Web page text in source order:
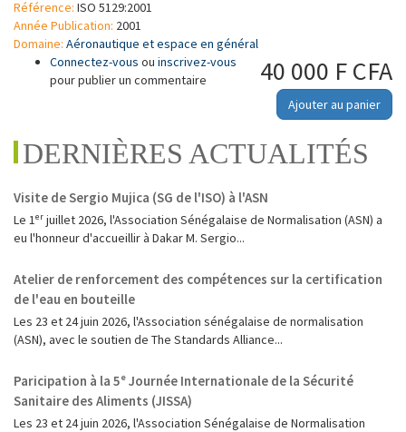
Référence: ISO 5129:2001
Année Publication: 2001
Domaine: Aéronautique et espace en général
40 000 F CFA
Ajouter au panier
Connectez-vous ou inscrivez-vous
pour publier un commentaire
DERNIÈRES ACTUALITÉS
Visite de Sergio Mujica (SG de l'ISO) à l'ASN
Le 1ᵉʳ juillet 2026, l'Association Sénégalaise de Normalisation (ASN) a
eu l'honneur d'accueillir à Dakar M. Sergio...
Atelier de renforcement des compétences sur la certification
de l'eau en bouteille
Les 23 et 24 juin 2026, l'Association sénégalaise de normalisation
(ASN), avec le soutien de The Standards Alliance...
Paricipation à la 5ᵉ Journée Internationale de la Sécurité
Sanitaire des Aliments (JISSA)
‎Les 23 et 24 juin 2026, l'Association Sénégalaise de Normalisation